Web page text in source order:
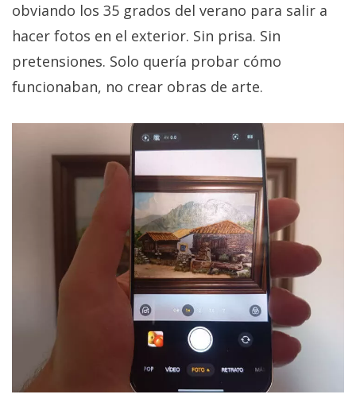
obviando los 35 grados del verano para salir a
hacer fotos en el exterior. Sin prisa. Sin
pretensiones. Solo quería probar cómo
funcionaban, no crear obras de arte.